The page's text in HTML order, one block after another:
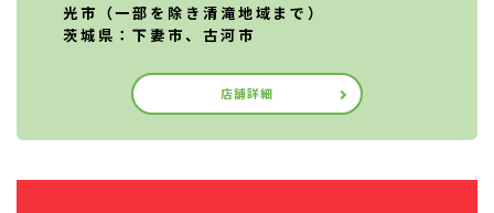
光市（一部を除き清滝地域まで）
茨城県：下妻市、古河市
店舗詳細